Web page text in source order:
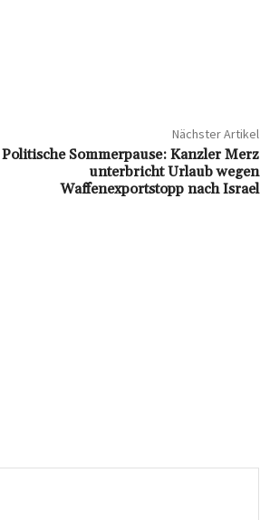
Nächster Artikel
Politische Sommerpause: Kanzler Merz
unterbricht Urlaub wegen
Waffenexportstopp nach Israel